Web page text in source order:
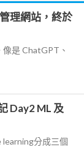
理網站，終於
是 ChatGPT、
Day2 ML 及
分成三個